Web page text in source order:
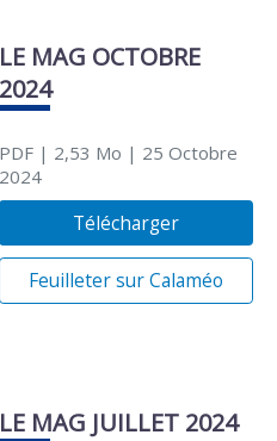
LE MAG OCTOBRE
2024
PDF| 2,53 Mo | 25 Octobre
2024
Télécharger
Feuilleter sur Calaméo
LE MAG JUILLET 2024